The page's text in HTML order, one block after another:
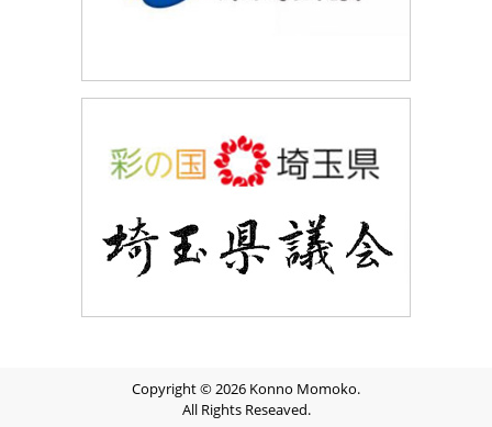
Copyright © 2026 Konno Momoko.
All Rights Reseaved.